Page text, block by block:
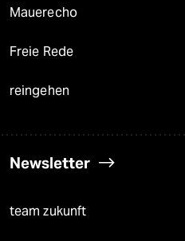
Mauerecho
Freie Rede
reingehen
Newsletter
team zukunft